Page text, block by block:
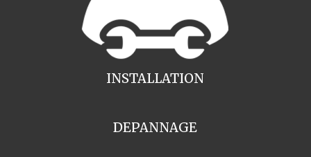
INSTALLATION
DEPANNAGE